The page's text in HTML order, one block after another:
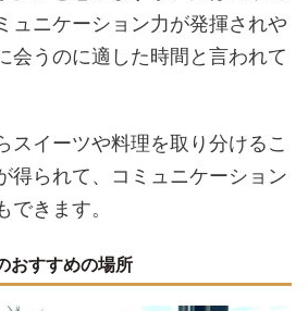
ュニケーション力が発揮されや
会うのに適した時間と言われて
スイーツや料理を取り分けるこ
得られて、コミュニケーション
できます。
おすすめの場所